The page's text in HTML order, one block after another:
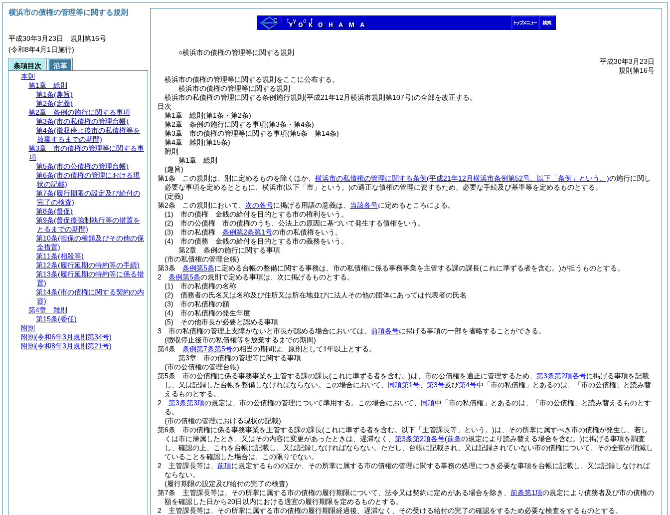
○横浜市の債権の管理等に関する規則
平成30年3月23日
規則第16号
横浜市の債権の管理等に関する規則をここに公布する。
横浜市の債権の管理等に関する規則
横浜市の私債権の管理に関する条例施行規則(平成21年12月横浜市規則第107号)の全部を改正する。
目次
第1章
総則 (第1条・第2条)
第2章
条例の施行に関する事項(第3条・第4条)
第3章
市の債権の管理等に関する事項(第5条―第14条)
第4章
雑則 (第15条)
附則
第1章
総則
(趣旨)
第1条
この規則は、別に定めるものを除くほか、 横浜市の私債権の管理に関する条例(平成21年12月横浜市条例第52号。以下「条例」という。)の施行に関し
必要な事項を定めるとともに、横浜市(以下「市」という。)の適正な債権の管理に資するため、必要な手続及び基準等を定めるものとする。
(定義)
第2条
この規則において、 次の各号に掲げる用語の意義は、 当該各号に定めるところによる。
(1)
市の債権 金銭の給付を目的とする市の権利をいう。
(2)
市の公債権 市の債権のうち、公法上の原因に基づいて発生する債権をいう。
(3)
市の私債権 条例第2条第1号の市の私債権をいう。
(4)
市の債務 金銭の給付を目的とする市の義務をいう。
第2章
条例の施行に関する事項
(市の私債権の管理台帳)
第3条
条例第5条に定める台帳の整備に関する事務は、市の私債権に係る事務事業を主管する課の課長(これに準ずる者を含む。)が担うものとする。
2
条例第5条の規則で定める事項は、次に掲げるものとする。
(1)
市の私債権の名称
(2)
債務者の氏名又は名称及び住所又は所在地並びに法人その他の団体にあっては代表者の氏名
(3)
市の私債権の額
(4)
市の私債権の発生年度
(5)
その他市長が必要と認める事項
3
市の私債権の管理上支障がないと市長が認める場合においては、 前項各号に掲げる事項の一部を省略することができる。
(徴収停止後市の私債権等を放棄するまでの期間)
第4条
条例第7条第5号の相当の期間は、原則として1年以上とする。
第3章
市の債権の管理等に関する事項
(市の公債権の管理台帳)
第5条
市の公債権に係る事務事業を主管する課の課長(これに準ずる者を含む。)は、市の公債権を適正に管理するため、 第3条第2項各号に掲げる事項を記載
し、又は記録した台帳を整備しなければならない。
この場合において、 同項第1号 第3号及び第4号中「市の私債権」とあるのは、「市の公債権」と読み替
えるものとする。
2
第3条第3項の規定は、市の公債権の管理について準用する。 この場合において、 同項中「市の私債権」とあるのは、「市の公債権」と読み替えるものとす
る。
(市の債権の管理における現状の記載)
第6条
市の債権に係る事務事業を主管する課の課長(これに準ずる者を含む。以下「主管課長等」という。)は、その所掌に属すべき市の債権が発生し、若し
くは市に帰属したとき、又はその内容に変更があったときは、遅滞なく、 第3条第2項各号(前条の規定により読み替える場合を含む。)に掲げる事項を調査
し、確認の上、これを台帳に記載し、又は記録しなければならない。 ただし、台帳に記載され、又は記録されていない市の債権について、その全部が消滅し
ていることを確認した場合は、この限りでない。
2
主管課長等は、 前項に規定するもののほか、その所掌に属する市の債権の管理に関する事務の処理につき必要な事項を台帳に記載し、又は記録しなければ
ならない。
(履行期限の設定及び給付の完了の検査)
第7条
主管課長等は、その所掌に属する市の債権の履行期限について、法令又は契約に定めがある場合を除き、 前条第1項の規定により債務者及び市の債権の
額を確認した日から20日以内における適宜の履行期限を定めるものとする。
2
主管課長等は、その所掌に属する市の債権の履行期限経過後、遅滞なく、その受ける給付の完了の確認をするため必要な検査をするものとする。
横浜市の債権の管理等に関する規則
平成30年3月23日 規則第16号
(令和8年4月1日施行)
条項目次
沿革
本則
第1章
総則
第1条(趣旨)
第2条(定義)
第2章
条例の施行に関する事項
第3条(市の私債権の管理台帳)
第4条(徴収停止後市の私債権等を
放棄するまでの期間)
第3章
市の債権の管理等に関する事
項
第5条(市の公債権の管理台帳)
第6条(市の債権の管理における現
状の記載)
第7条(履行期限の設定及び給付の
完了の検査)
第8条(督促)
第9条(督促後強制執行等の措置を
とるまでの期間)
第10条(担保の種類及びその他の保
全措置)
第11条(相殺等)
第12条(履行延期の特約等の手続)
第13条(履行延期の特約等に係る措
置)
第14条(市の債権に関する契約の内
容)
第4章
雑則
第15条(委任)
附則
附則 (令和6年3月規則第34号)
附則 (令和8年3月規則第21号)